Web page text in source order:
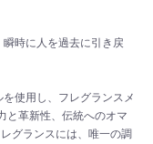
時に人を過去に引き戻
使用し、フレグランスメ
と革新性、伝統へのオマ
グランスには、唯一の調